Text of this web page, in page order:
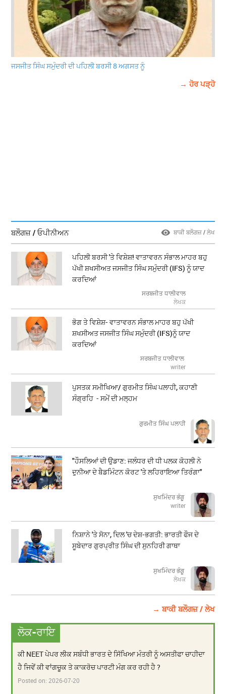
ਜਸਜੀਤ ਸਿੰਘ ਸਮੁੰਦਰੀ ਦੀ ਪਹਿਲੀ ਬਰਸੀ 8 ਅਗਸਤ ਨੂੰ
→ ਹੋਰ ਪੜ੍ਹੋ
ਬਲੌਗਜ਼ / ਓਪੀਨੀਅਨ ਬਾਕੀ ਬਲੌਗਜ਼ / ਲੇਖ
ਪਹਿਲੀ ਬਰਸੀ 'ਤੇ ਵਿਸ਼ੇਸ਼! ਵਾਤਾਵਰਨ ਸੰਭਾਲ ਮਾਹਰ ਬਹੁ
ਪੱਖੀ ਸ਼ਖਸੀਅਤ ਜਸਜੀਤ ਸਿੰਘ ਸਮੁੰਦਰੀ (IFS) ਨੂੰ ਯਾਦ
ਕਰਦਿਆਂ
ਸਰਬਜੀਤ ਧਾਲੀਵਾਲ
ਲੇਖਕ
ਭੋਗ ਤੇ ਵਿਸ਼ੇਸ਼- ਵਾਤਾਵਰਨ ਸੰਭਾਲ ਮਾਹਰ ਬਹੁ ਪੱਖੀ
ਸ਼ਖਸੀਅਤ ਜਸਜੀਤ ਸਿੰਘ ਸਮੁੰਦਰੀ (IFS)ਨੂੰ ਯਾਦ
ਕਰਦਿਆਂ
ਸਰਬਜੀਤ ਧਾਲੀਵਾਲ
writer
ਪੁਸਤਕ ਸਮੀਖਿਆ/ ਗੁਰਮੀਤ ਸਿੰਘ ਪਲਾਹੀ, ਕਹਾਣੀ
ਸੰਗ੍ਰਹਿ - ਸਮੇਂ ਦੀ ਮਲ੍ਹਮ
ਗੁਰਮੀਤ ਸਿੰਘ ਪਲਾਹੀ
"ਹੌਸਲਿਆਂ ਦੀ ਉਡਾਣ: ਜਲੰਧਰ ਦੀ ਧੀ ਪਲਕ ਕੋਹਲੀ ਨੇ
ਦੁਨੀਆ ਦੇ ਬੈਡਮਿੰਟਨ ਕੋਰਟ 'ਤੇ ਲਹਿਰਾਇਆ ਤਿਰੰਗਾ"
ਸੁਖਮਿੰਦਰ ਭੰਗੂ
writer
ਨਿਸ਼ਾਨੇ 'ਤੇ ਸੋਨਾ, ਦਿਲ 'ਚ ਦੇਸ਼-ਭਗਤੀ: ਭਾਰਤੀ ਫੌਜ ਦੇ
ਸੂਬੇਦਾਰ ਗੁਰਪ੍ਰੀਤ ਸਿੰਘ ਦੀ ਸੁਨਹਿਰੀ ਗਾਥਾ
ਸੁਖਮਿੰਦਰ ਭੰਗੂ
ਲੇਖਕ
→ ਬਾਕੀ ਬਲੌਗਜ਼ / ਲੇਖ
ਲੋਕ-ਰਾਇ
ਕੀ NEET ਪੇਪਰ ਲੀਕ ਸਬੰਧੀ ਭਾਰਤ ਦੇ ਸਿੱਖਿਆ ਮੰਤਰੀ ਨੂੰ ਅਸਤੀਫਾ ਚਾਹੀਦਾ
ਹੈ ਜਿਵੇਂ ਕੀ ਵਾਂਗਚੂਕ ਤੇ ਕਾਕਰੋਚ ਪਾਰਟੀ ਮੰਗ ਕਰ ਰਹੀ ਹੈ ?
Posted on:2026-07-20